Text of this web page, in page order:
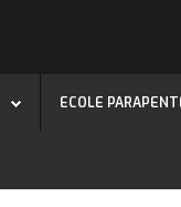
ECOLE